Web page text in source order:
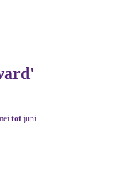
tot juni